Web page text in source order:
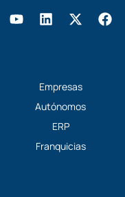
Y L
d
i
n
X
t
t
e
F
a
Empresas
Autónomos
ERP
Franquicias